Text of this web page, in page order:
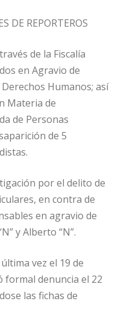
DE REPORTEROS
de la Fiscalía
en Agravio de
Humanos; así
Materia de
de Personas
de 5
por el delito de
en contra de
en agravio de
y Alberto “N”.
vez el 19 de
formal denuncia el 22
las fichas de